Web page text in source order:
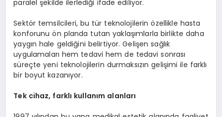
paralel şekilde ilerlediği ifade ediliyor.
Sektör temsilcileri, bu tür teknolojilerin özellikle hasta
konforunu ön planda tutan yaklaşımlarla birlikte daha
yaygın hale geldiğini belirtiyor. Gelişen sağlık
uygulamaları hem tedavi hem de tedavi sonrası
süreçte yeni teknolojilerin durmaksızın gelişimi ile farklı
bir boyut kazanıyor.
Tek cihaz, farklı kullanım alanları